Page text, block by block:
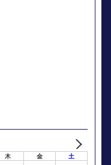
木 金 土